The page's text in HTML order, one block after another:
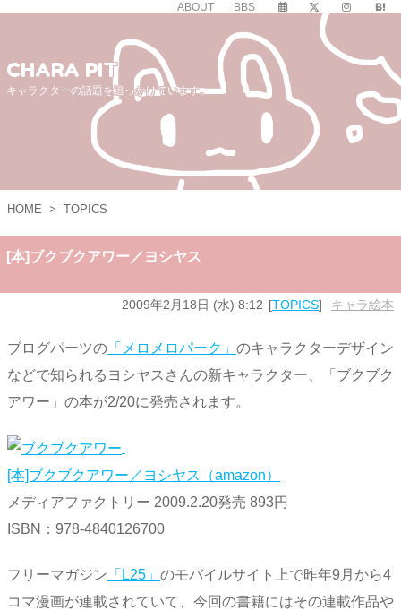
ABOUT BBS
CHARA PIT
キャラクターの話題を追っかけています。
HOME > TOPICS
[本]ブクブクアワー／ヨシヤス
2009年2月18日 (水) 8:12 TOPICS キャラ絵本
ブログパーツの 「メロメロパーク」 のキャラクターデザイン
などで知られるヨシヤスさんの新キャラクター、「ブクブク
アワー」の本が2/20に発売されます。
[本]ブクブクアワー／ヨシヤス（amazon）
メディアファクトリー 2009.2.20発売 893円
ISBN：978-4840126700
フリーマガジン 「L25」 のモバイルサイト上で昨年9月から4
コマ漫画が連載されていて、今回の書籍にはその連載作品や